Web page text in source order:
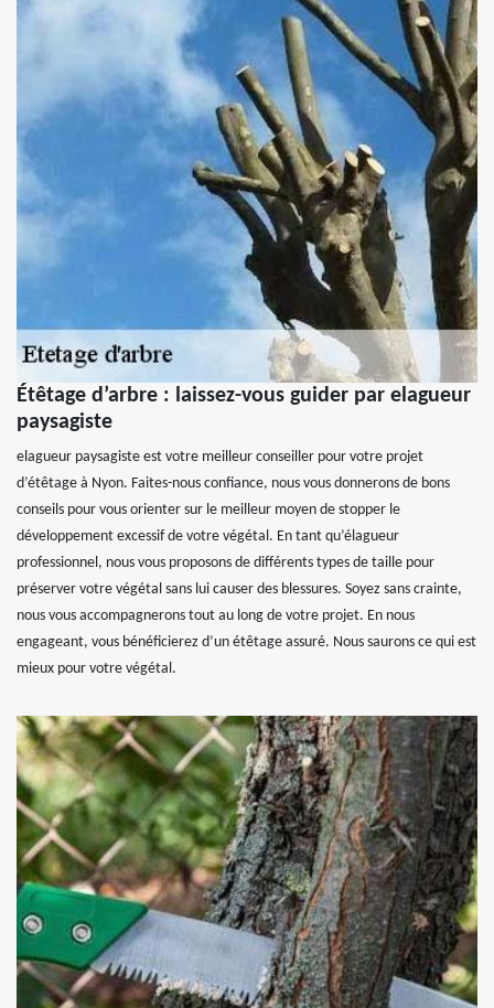
Étêtage d’arbre : laissez-vous guider par elagueur
paysagiste
elagueur paysagiste est votre meilleur conseiller pour votre projet
d’étêtage à Nyon. Faites-nous confiance, nous vous donnerons de bons
conseils pour vous orienter sur le meilleur moyen de stopper le
développement excessif de votre végétal. En tant qu’élagueur
professionnel, nous vous proposons de différents types de taille pour
préserver votre végétal sans lui causer des blessures. Soyez sans crainte,
nous vous accompagnerons tout au long de votre projet. En nous
engageant, vous bénéficierez d’un étêtage assuré. Nous saurons ce qui est
mieux pour votre végétal.